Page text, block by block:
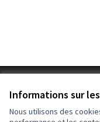
Informations sur
Nous utilisons des
Paramètres des cookies